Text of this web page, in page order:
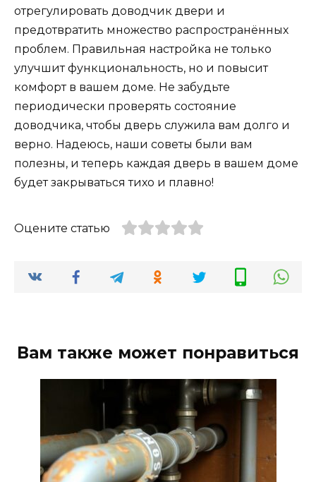
отрегулировать доводчик двери и
предотвратить множество распространённых
проблем. Правильная настройка не только
улучшит функциональность, но и повысит
комфорт в вашем доме. Не забудьте
периодически проверять состояние
доводчика, чтобы дверь служила вам долго и
верно. Надеюсь, наши советы были вам
полезны, и теперь каждая дверь в вашем доме
будет закрываться тихо и плавно!
Оцените статью
Вам также может понравиться